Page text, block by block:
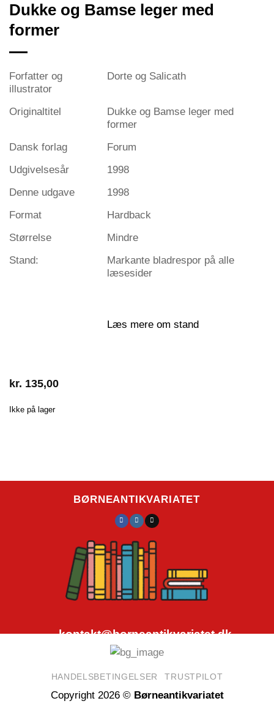
Dukke og Bamse leger med
former
Forfatter og
illustrator
Dorte og Salicath
Originaltitel
Dukke og Bamse leger med
former
Dansk forlag
Forum
Udgivelsesår
1998
Denne udgave
1998
Format
Hardback
Størrelse
Mindre
Stand:
Markante bladrespor på alle
læsesider
Læs mere om stand
kr. 135,00
Ikke på lager
BØRNEANTIKVARIATET
kontakt@borneantikvariatet.dk
HANDELSBETINGELSER TRUSTPILOT
Copyright 2026 © Børneantikvariatet